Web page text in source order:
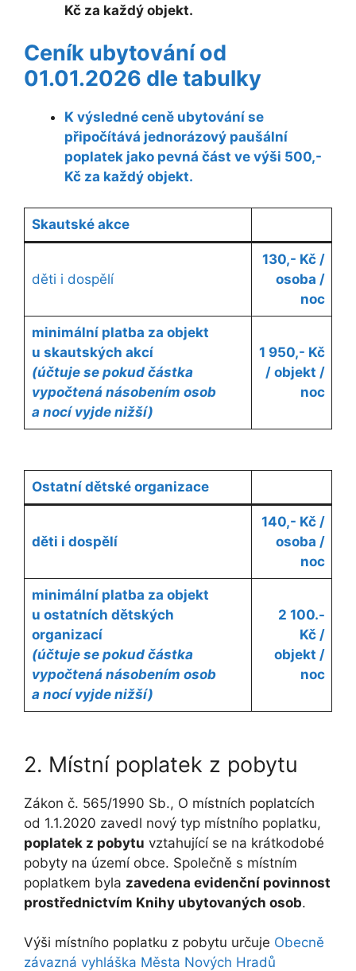
Kč za každý objekt.
Ceník ubytování od
01.01.2026 dle tabulky
K výsledné ceně ubytování se
připočítává jednorázový paušální
poplatek jako pevná část ve výši 500,-
Kč za každý objekt.
Skautské akce
děti i dospělí
130,- Kč /
osoba /
noc
minimální platba za objekt
u skautských akcí
(účtuje se pokud částka
vypočtená násobením osob
a nocí vyjde nižší)
1 950,- Kč
/ objekt /
noc
Ostatní dětské organizace
děti i dospělí
140,- Kč /
osoba /
noc
minimální platba za objekt
u ostatních dětských
organizací
(účtuje se pokud částka
vypočtená násobením osob
a nocí vyjde nižší)
2 100.-
Kč /
objekt /
noc
2. Místní poplatek z pobytu
Zákon č. 565/1990 Sb., O místních poplatcích
od 1.1.2020 zavedl nový typ místního poplatku,
poplatek z pobytu vztahující se na krátkodobé
pobyty na území obce. Společně s místním
poplatkem byla zavedena evidenční povinnost
prostřednictvím Knihy ubytovaných osob.
Výši místního poplatku z pobytu určuje Obecně
závazná vyhláška Města Nových Hradů